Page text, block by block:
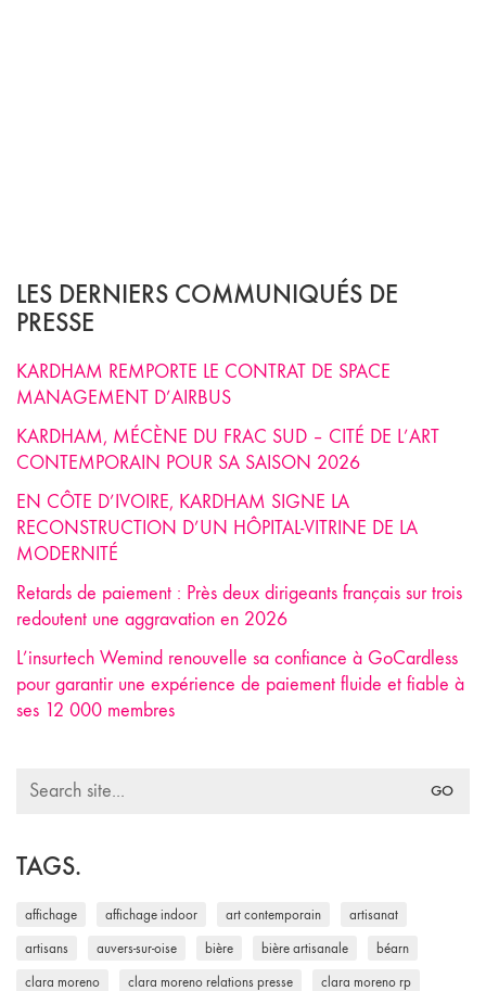
LES DERNIERS COMMUNIQUÉS DE
PRESSE
KARDHAM REMPORTE LE CONTRAT DE SPACE
MANAGEMENT D’AIRBUS
KARDHAM, MÉCÈNE DU FRAC SUD – CITÉ DE L’ART
CONTEMPORAIN POUR SA SAISON 2026
EN CÔTE D’IVOIRE, KARDHAM SIGNE LA
RECONSTRUCTION D’UN HÔPITAL-VITRINE DE LA
MODERNITÉ
Retards de paiement : Près deux dirigeants français sur trois
redoutent une aggravation en 2026
L’insurtech Wemind renouvelle sa confiance à GoCardless
pour garantir une expérience de paiement fluide et fiable à
ses 12 000 membres
Search
TAGS.
affichage affichage indoor art contemporain artisanat
artisans auvers-sur-oise bière bière artisanale béarn
clara moreno clara moreno relations presse clara moreno rp